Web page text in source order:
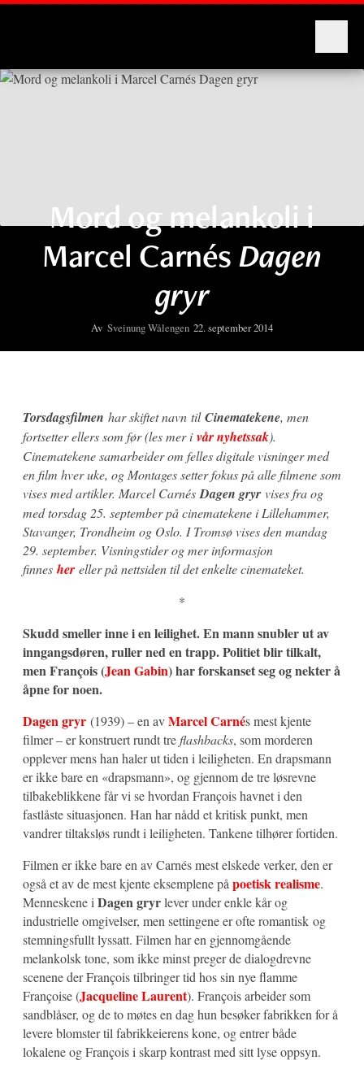
Mord og melankoli i
Marcel CarnésDagen
gryr
Av Sveinung Wålengen 22. september 2014
Torsdagsfilmen har skiftet navn tilCinematekene, men
fortsetter ellers som før (les mer ivår nyhetssak).
Cinematekene samarbeider om felles digitale visninger med
en film hver uke, og Montages setter fokus på alle filmene som
vises med artikler. Marcel CarnésDagen gryr vises fra og
med torsdag 25. september på cinematekene i Lillehammer,
Stavanger, Trondheim og Oslo. I Tromsø vises den mandag
29. september. Visningstider og mer informasjon
finnes her eller på nettsiden til det enkelte cinemateket.
*
Skudd smeller inne i en leilighet. En mann snubler ut av
inngangsdøren, ruller ned en trapp. Politiet blir tilkalt,
men François (Jean Gabin) har forskanset seg og nekter å
åpne for noen.
Dagen gryr (1939) – en avMarcel Carnés mest kjente
filmer – er konstruert rundt treflashbacks, som morderen
opplever mens han haler ut tiden i leiligheten. En drapsmann
er ikke bare en «drapsmann», og gjennom de tre løsrevne
tilbakeblikkene får vi se hvordan François havnet i den
fastlåste situasjonen. Han har nådd et kritisk punkt, men
vandrer tiltaksløs rundt i leiligheten. Tankene tilhører fortiden.
Filmen er ikke bare en av Carnés mest elskede verker, den er
også et av de mest kjente eksemplene påpoetisk realisme.
Menneskene iDagen gryrlever under enkle kår og
industrielle omgivelser, men settingene er ofte romantisk og
stemningsfullt lyssatt. Filmen har en gjennomgående
melankolsk tone, som ikke minst preger de dialogdrevne
scenene der François tilbringer tid hos sin nye flamme
Françoise (Jacqueline Laurent). François arbeider som
sandblåser, og de to møtes en dag hun besøker fabrikken for å
levere blomster til fabrikkeierens kone, og entrer både
lokalene og François i skarp kontrast med sitt lyse oppsyn.